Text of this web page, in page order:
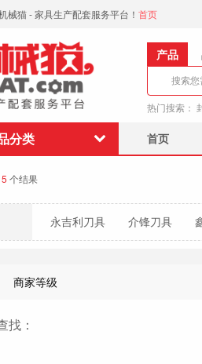
械猫 - 家具生产配套服务平台！ 首页
产品
热门搜索：
分类 首页
5 个结果
永吉利刀具 介锋刀具
商家等级
找：